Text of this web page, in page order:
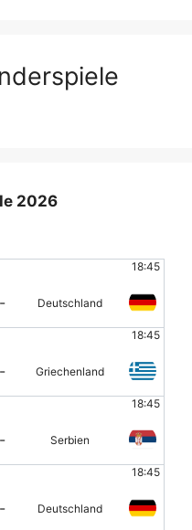
2026
18:45
- Deutschland
18:45
- Griechenland
18:45
- Serbien
18:45
- Deutschland